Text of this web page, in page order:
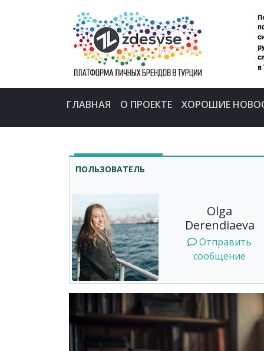
ГЛАВНАЯ О ПРОЕКТЕ ХОРОШИЕ
ПОЛЬЗОВАТЕЛЬ
Olga
Derendiaeva
Отправить
сообщение